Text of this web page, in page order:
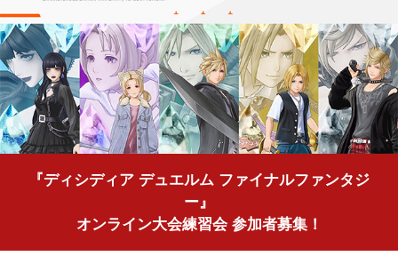
『ディシディア デュエルム ファイナルファンタジ
ー』
オンライン大会練習会 参加者募集！